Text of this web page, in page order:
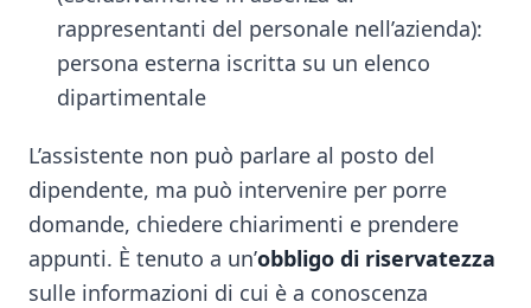
rappresentanti del personale nell’azienda):
persona esterna iscritta su un elenco
dipartimentale
L’assistente non può parlare al posto del
dipendente, ma può intervenire per porre
domande, chiedere chiarimenti e prendere
appunti. È tenuto a un’obbligo di riservatezza
sulle informazioni di cui è a conoscenza